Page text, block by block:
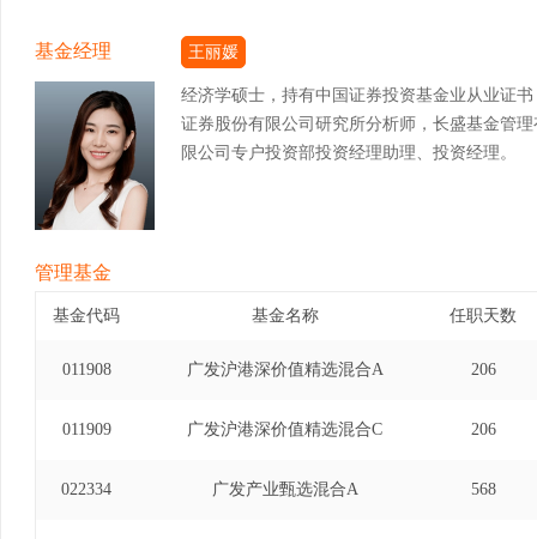
基金经理 王丽媛
经济学硕士，持有中国证券投资基金业从业证
证券股份有限公司研究所分析师，长盛基金管
限公司专户投资部投资经理助理、投资经理。
管理基金
基金代码 基金名称 任职天数
011908 广发沪港深价值精选混合A 206
011909 广发沪港深价值精选混合C 206
022334 广发产业甄选混合A 568